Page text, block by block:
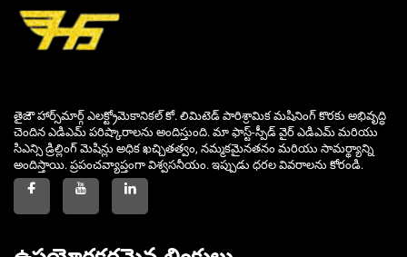
తైజౌ హార్స్‌మార్గ్ ఎలక్ట్రోమెకానికల్ కో. లిమిటెడ్ పారిశ్రామిక మషినింగ్ కొరకు అభివృద్ధి
చెందిన ఎడిఎమ్ పరిష్కారాలను అందిస్తుంది. మా ఫాస్ట్-స్పీడ్ వైర్ ఎడిఎమ్ మరియు
సిఎన్సి డ్రిల్లింగ్ మెషిన్లు అధిక ఖచ్చితత్వం, నమ్మకమైనతనం మరియు సామర్థ్యాన్ని
అందిస్తాయి. ప్రపంచవ్యాప్తంగా విశ్వసనీయం. ఇప్పుడు ధరల వివరాలను కోరండి.